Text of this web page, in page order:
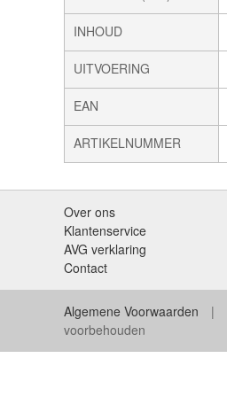
INHOUD
UITVOERING
EAN
ARTIKELNUMMER
Over ons
Klantenservice
AVG verklaring
Contact
Algemene Voorwaarden
voorbehouden